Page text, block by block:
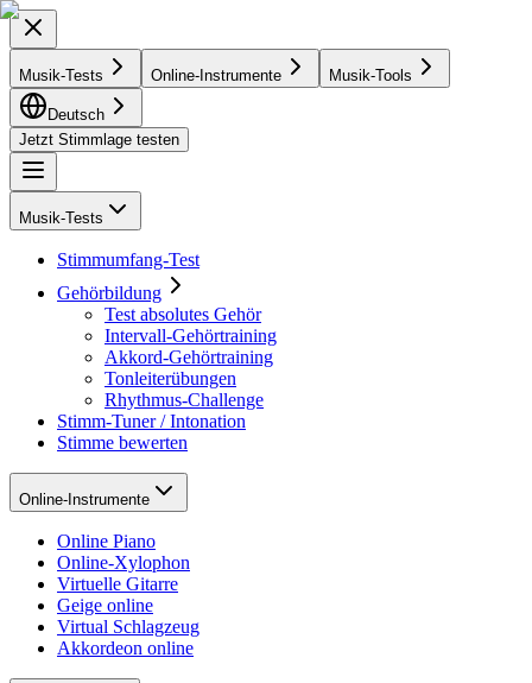
Musik-Tests Online-Instrumente Musik-Tools
Deutsch
Jetzt Stimmlage testen
Musik-Tests
Stimmumfang-Test
Gehörbildung
Test absolutes Gehör
Intervall-Gehörtraining
Akkord-Gehörtraining
Tonleiterübungen
Rhythmus-Challenge
Stimm-Tuner / Intonation
Stimme bewerten
Online-Instrumente
Online Piano
Online-Xylophon
Virtuelle Gitarre
Geige online
Virtual Schlagzeug
Akkordeon online